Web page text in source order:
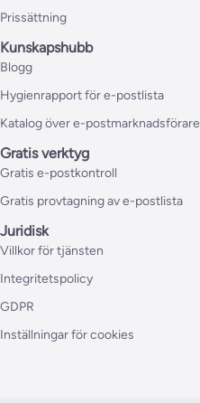
Prissättning
Kunskapshubb
Blogg
Hygienrapport för e-postlista
Katalog över e-postmarknadsförare
Gratis verktyg
Gratis e-postkontroll
Gratis provtagning av e-postlista
Juridisk
Villkor för tjänsten
Integritetspolicy
GDPR
Inställningar för cookies